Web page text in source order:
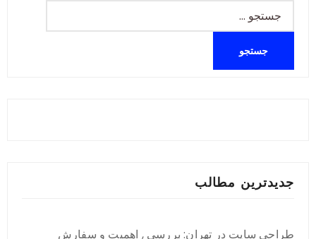
برای:
جدیدترین مطالب
طراحی سایت در تهران: بررسی , اهمیت و سفارش